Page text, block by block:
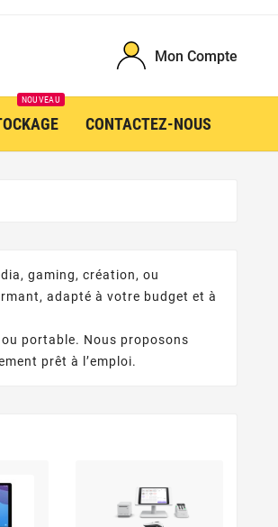
Mon Compte
NOUVEAU
CONTACTEZ-NOUS
gaming, création, ou
adapté à votre budget et à
portable. Nous proposons
prêt à l’emploi.